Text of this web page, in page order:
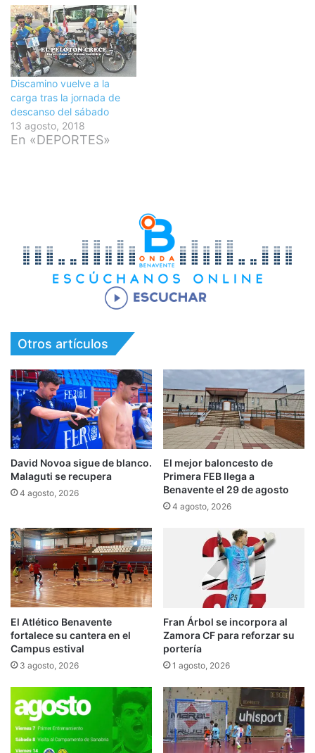
Discamino vuelve a la
carga tras la jornada de
descanso del sábado
13 agosto, 2018
En «DEPORTES»
Otros artículos
David Novoa sigue de blanco.
Malaguti se recupera
4 agosto, 2026
El mejor baloncesto de
Primera FEB llega a
Benavente el 29 de agosto
4 agosto, 2026
El Atlético Benavente
fortalece su cantera en el
Campus estival
3 agosto, 2026
Fran Árbol se incorpora al
Zamora CF para reforzar su
portería
1 agosto, 2026